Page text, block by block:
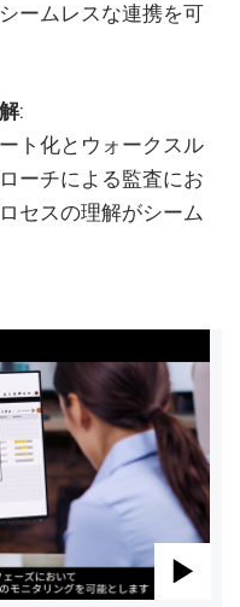
ームレスな連携を可
:
ト化とウォークスル
ーチによる監査にお
セスの理解がシーム